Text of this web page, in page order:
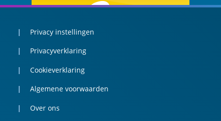
Privacy instellingen
Privacyverklaring
Cookieverklaring
Algemene voorwaarden
Over ons